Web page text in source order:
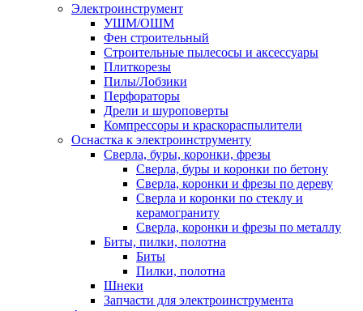
Электроинструмент
УШМ/ОШМ
Фен строительный
Строительные пылесосы и аксессуары
Плиткорезы
Пилы/Лобзики
Перфораторы
Дрели и шуроповерты
Компрессоры и краскораспылители
Оснастка к электроинструменту
Сверла, буры, коронки, фрезы
Сверла, буры и коронки по бетону
Сверла, коронки и фрезы по дереву
Сверла и коронки по стеклу и
керамограниту
Сверла, коронки и фрезы по металлу
Биты, пилки, полотна
Биты
Пилки, полотна
Шнеки
Запчасти для электроинструмента